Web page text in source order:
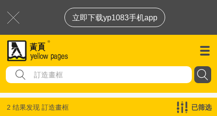
立即下载yp1083手机app
2 结果发现 訂造畫框 已筛选